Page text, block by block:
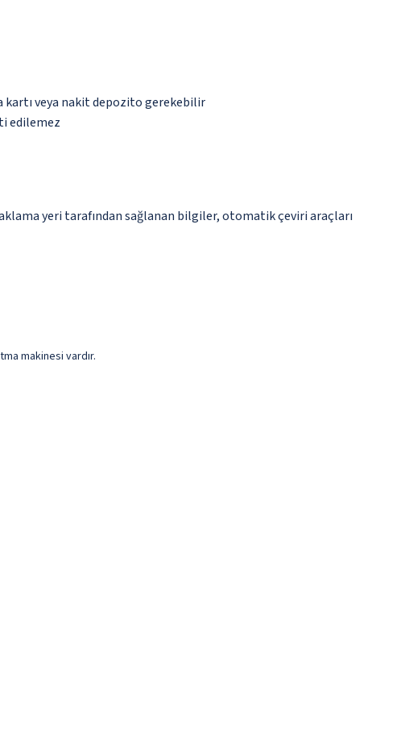
veya nakit depozito gerekebilir
edilemez
yeri tarafından sağlanan bilgiler, otomatik çeviri araçları
makinesi vardır.